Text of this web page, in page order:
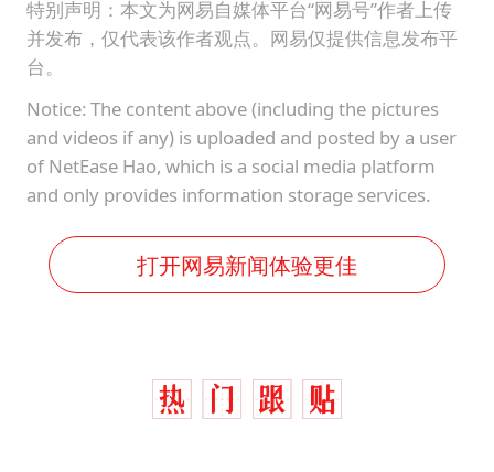
特别声明：本文为网易自媒体平台“网易号”作者上传
并发布，仅代表该作者观点。网易仅提供信息发布平
台。
Notice: The content above (including the pictures
and videos if any) is uploaded and posted by a user
of NetEase Hao, which is a social media platform
and only provides information storage services.
打开网易新闻体验更佳